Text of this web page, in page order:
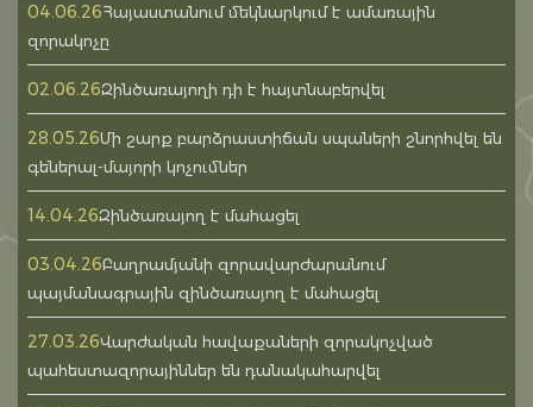
04.06.26Հայաստանում մեկնարկում է ամառային
զորակոչը
02.06.26Զինծառայողի դի է հայտնաբերվել
28.05.26Մի շարք բարձրաստիճան սպաների շնորհվել են
գեներալ-մայորի կոչումներ
14.04.26Զինծառայող է մահացել
03.04.26Բաղրամյանի զորավարժարանում
պայմանագրային զինծառայող է մահացել
27.03.26Վարժական հավաքաների զորակոչված
պահեստազորայիններ են դանակահարվել